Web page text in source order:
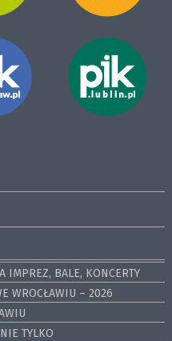
IMPREZ, BALE, KONCERTY
WROCŁAWIU – 2026
TYLKO